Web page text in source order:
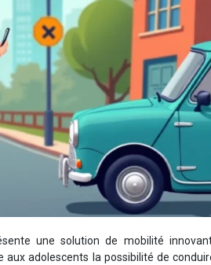
une solution de mobilité
adolescents la possibilité de